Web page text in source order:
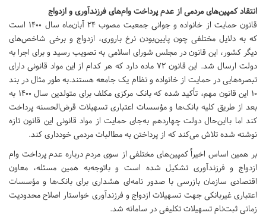
انتقاد کمپین‌های مردمی از عدم پرداخت وام‌های فرزندآوری و ازدواج
قانون حمایت از خانواده و جوانی جمعیت مصوب 24 آبان‌ماه سال 1400 است
که به دلایل مختلفی چون پایین‌بودن نرخ باروری، ازدواج و برخی شاخص‌های
دیگر کشور، این قانون در مجلس شورای اسلامی به تصویب رسید و برای اجرا به
دولت ارسال شد. این قانون 72 ماده دارد که هر کدام از این مواد قانونی دارای
تبصره‌هایی در حمایت از خانواده و نظام یک جامعه هستند.به طور مثال در بند
10 این قانون مهم، تأکید شده که بانک مرکزی مکلف برای متولدین سال 1400 به
بعد از طریق کلیه بانک‌ها و مؤسسات اعتباری تسهیلات قرض‌الحسنه پرداخت
کند اما بااین‌حال دولت چهاردهم به‌جای حمایت از مواد قانونی این قانون تازه
نوشته شده تلاش می‌کند که از پرداختن به مطالبات مردمی خودداری کند.
بر همین اساس اخیراً کمپین‌های مختلفی از سوی مردم درباره عدم پرداخت وام
ازدواج و فرزندآوری تشکیل شده است و باتوجه‌به همین مسئله، معاون
اقتصادی سازمان بازرسی با صدور نامه‌ای هشداری برای بانک‌ها و مؤسسات
اعتباری غیربانکی جهت تسهیلات ازدواج و فرزندآوری خواستار اصلاح محدودیت
زمانی ثبت‌نام تسهیلات تکلیفی در سامانه شد.